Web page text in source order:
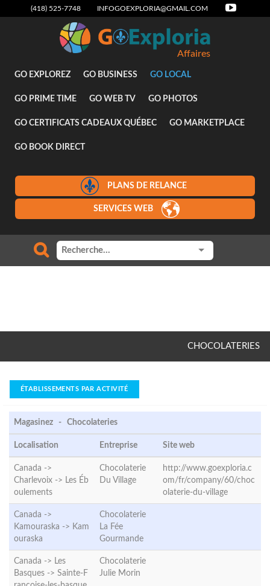
(418) 525-7748 INFOGOEXPLORIA@GMAIL.COM
Affaires
GO EXPLOREZ GO BUSINESS GO LOCAL
GO PRIME TIME GO WEB TV GO PHOTOS
GO CERTIFICATS CADEAUX QUÉBEC GO MARKETPLACE
GO BOOK DIRECT
PLANS DE RELANCE
SERVICES WEB
CHOCOLATERIES
ÉTABLISSEMENTS PAR ACTIVITÉ
Magasinez - Chocolateries
Localisation Entreprise Site web
Canada ->
Charlevoix -> Les Éb
oulements
Chocolaterie
Du Village
http://www.goexploria.c
om/fr/company/60/choc
olaterie-du-village
Canada ->
Kamouraska -> Kam
ouraska
Chocolaterie
La Fée
Gourmande
Canada -> Les
Basques -> Sainte-F
Chocolaterie
Julie Morin